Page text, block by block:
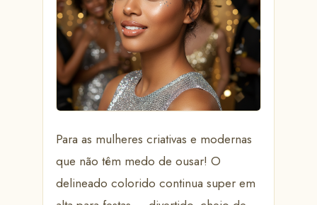
Para as mulheres criativas e modernas
que não têm medo de ousar! O
delineado colorido continua super em